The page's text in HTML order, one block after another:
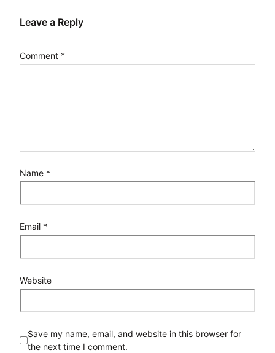
Leave a Reply
Comment *
Name *
Email *
Website
Save my name, email, and website in this browser for
the next time I comment.